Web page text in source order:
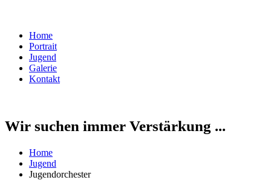
Home
Portrait
Jugend
Galerie
Kontakt
Wir suchen immer Verstärkung ...
Home
Jugend
Jugendorchester